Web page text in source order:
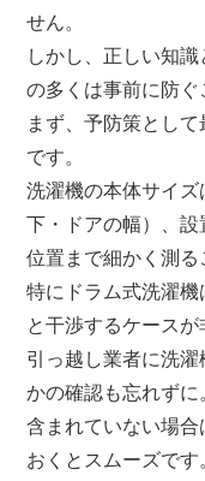
せん。
しかし、正しい知
の多くは事前に防ぐ
まず、予防策として
です。
洗濯機の本体サイ
下・ドアの幅）、
位置まで細かく測る
特にドラム式洗濯
と干渉するケースが
引っ越し業者に洗
かの確認も忘れずに
含まれていない場
おくとスムーズです